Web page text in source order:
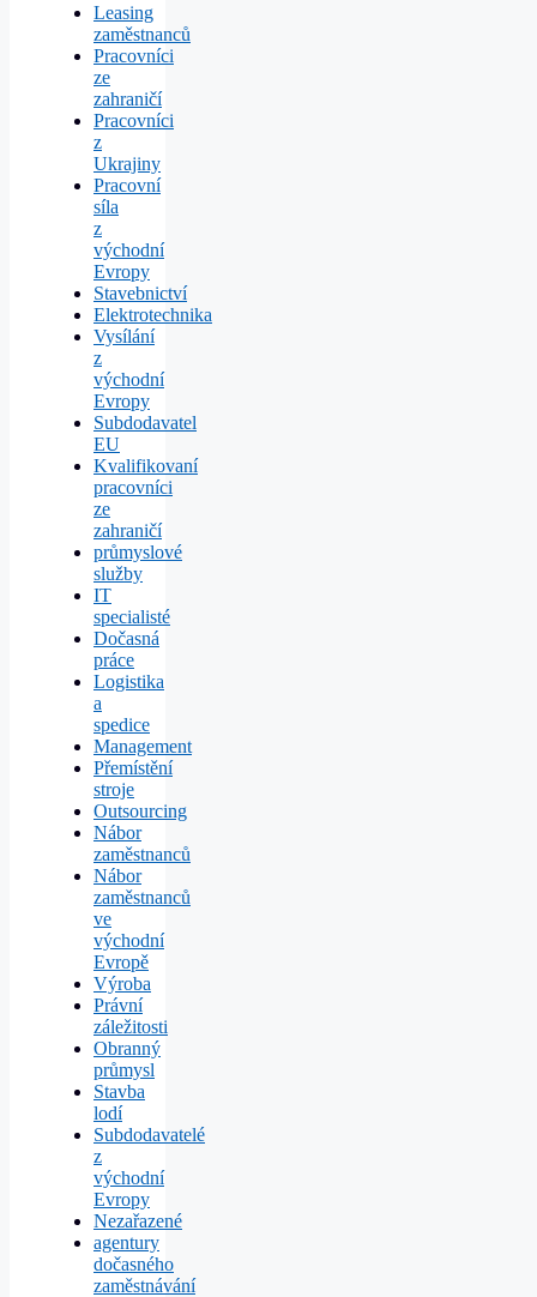
Leasing
zaměstnanců
Pracovníci
ze
zahraničí
Pracovníci
z
Ukrajiny
Pracovní
síla
z
východní
Evropy
Stavebnictví
Elektrotechnika
Vysílání
z
východní
Evropy
Subdodavatel
EU
Kvalifikovaní
pracovníci
ze
zahraničí
průmyslové
služby
IT
specialisté
Dočasná
práce
Logistika
a
spedice
Management
Přemístění
stroje
Outsourcing
Nábor
zaměstnanců
Nábor
zaměstnanců
ve
východní
Evropě
Výroba
Právní
záležitosti
Obranný
průmysl
Stavba
lodí
Subdodavatelé
z
východní
Evropy
Nezařazené
аgentury
dočasného
zaměstnávání